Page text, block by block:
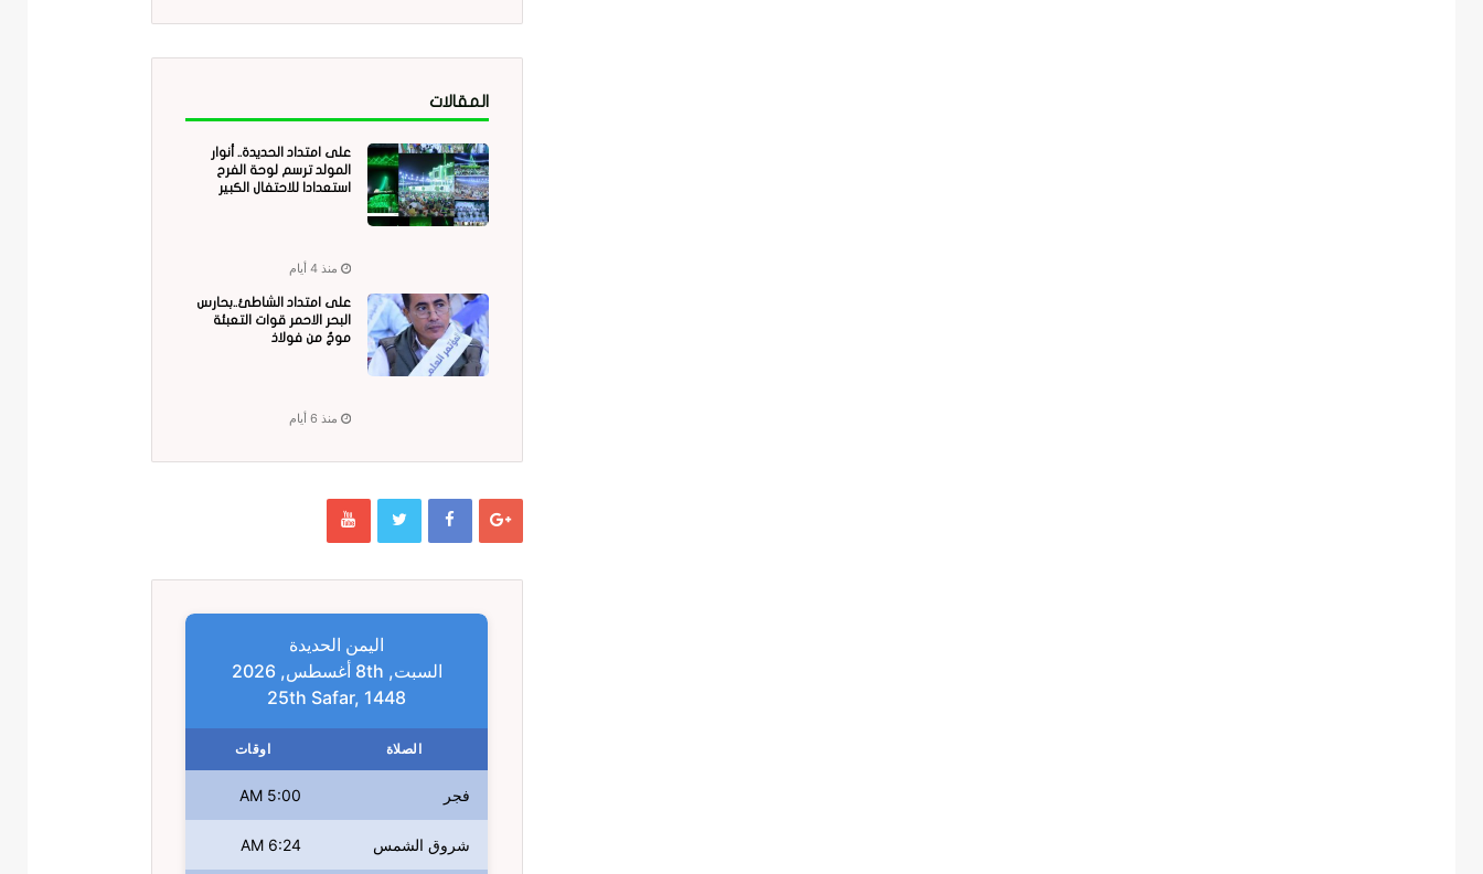
المقالات
على امتداد الحديدة.. أنوار
المولد ترسم لوحة الفرح
استعدادا للاحتفال الكبير
منذ 4 أيام
على امتداد الشاطئ..بحارس
البحر الاحمر قوات التعبئة
موجٌ من فولاذ
منذ 6 أيام
اليمن الحديدة
السبت, 8th أغسطس, 2026
25th Safar, 1448
الصلاة اوقات
فجر 5:00 AM
شروق الشمس 6:24 AM